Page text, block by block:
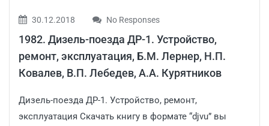
30.12.2018 No Responses
1982. Дизель-поезда ДР-1. Устройство,
ремонт, эксплуатация, Б.М. Лернер, Н.П.
Ковалев, В.П. Лебедев, А.А. Курятников
Дизель-поезда ДР-1. Устройство, ремонт,
эксплуатация Скачать книгу в формате “djvu” вы